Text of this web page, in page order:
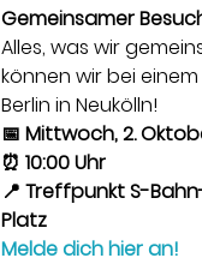
Gemeinsamer
Alles, was wir
können wir bei
Berlin in Neukölln!
📅 Mittwoch, 2.
⏰ 10:00 Uhr
📍 Treffpunkt S-
Platz
Melde dich hier an!